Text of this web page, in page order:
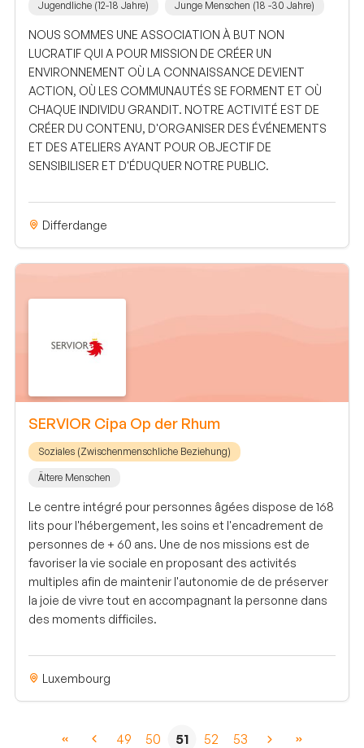
Jugendliche (12-18 Jahre) Junge Menschen (18 -30 Jahre)
NOUS SOMMES UNE ASSOCIATION À BUT NON
LUCRATIF QUI A POUR MISSION DE CRÉER UN
ENVIRONNEMENT OÙ LA CONNAISSANCE DEVIENT
ACTION, OÙ LES COMMUNAUTÉS SE FORMENT ET OÙ
CHAQUE INDIVIDU GRANDIT. NOTRE ACTIVITÉ EST DE
CRÉER DU CONTENU, D'ORGANISER DES ÉVÉNEMENTS
ET DES ATELIERS AYANT POUR OBJECTIF DE
SENSIBILISER ET D'ÉDUQUER NOTRE PUBLIC.
Differdange
SERVIOR Cipa Op der Rhum
Soziales (Zwischenmenschliche Beziehung)
Ältere Menschen
Le centre intégré pour personnes âgées dispose de 168
lits pour l'hébergement, les soins et l'encadrement de
personnes de + 60 ans. Une de nos missions est de
favoriser la vie sociale en proposant des activités
multiples afin de maintenir l'autonomie de de préserver
la joie de vivre tout en accompagnant la personne dans
des moments difficiles.
Luxembourg
49 50 51 52 53